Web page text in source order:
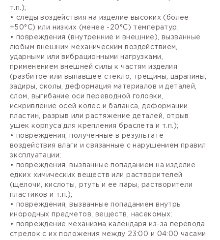
т.п.);
• следы воздействия на изделие высоких (более
+50°С) или низких (менее -20°С) температур;
• повреждения (внутренние и внешние), вызванные
любым внешним механическим воздействием,
ударными или вибрационными нагрузками,
применением внешней силы к частям изделия
(разбитое или выпавшее стекло, трещины, царапины,
задиры, сколы, деформация материалов и деталей,
слом, выгибание оси переводной головки,
искривление осей колес и баланса, деформации
пластин, разрыв или растяжение деталей, отрыв
ушек корпуса для крепления браслета и т.п.);
• повреждения, полученные в результате
воздействия влаги и связанные с нарушением правил
эксплуатации;
• повреждения, вызванные попаданием на изделие
едких химических веществ или растворителей
(щелочи, кислоты, ртуть и ее пары, растворители
пластиков и т.п.);
• повреждения, вызванные попаданием внутрь
инородных предметов, веществ, насекомых;
• повреждение механизма календаря из-за перевода
стрелок с их положения между 23:00 и 04:00 часами